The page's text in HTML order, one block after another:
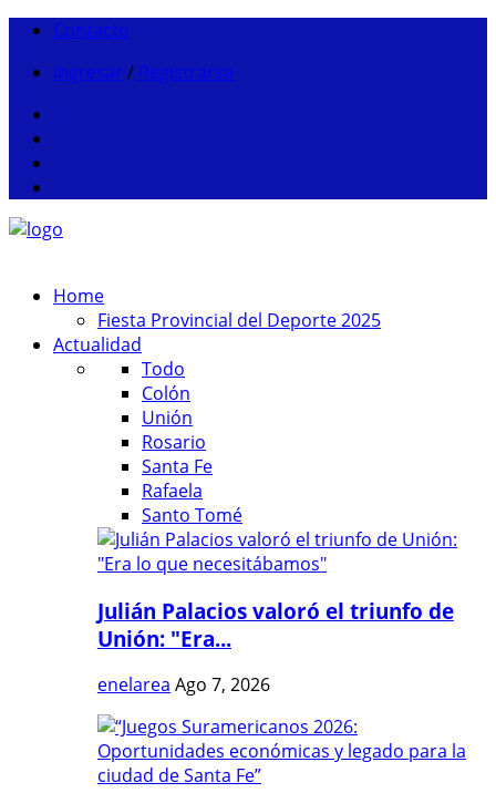
Contacto
Ingresar / Registrarse
Home
Fiesta Provincial del Deporte 2025
Actualidad
Todo
Colón
Unión
Rosario
Santa Fe
Rafaela
Santo Tomé
Julián Palacios valoró el triunfo de
Unión: "Era...
enelarea Ago 7, 2026